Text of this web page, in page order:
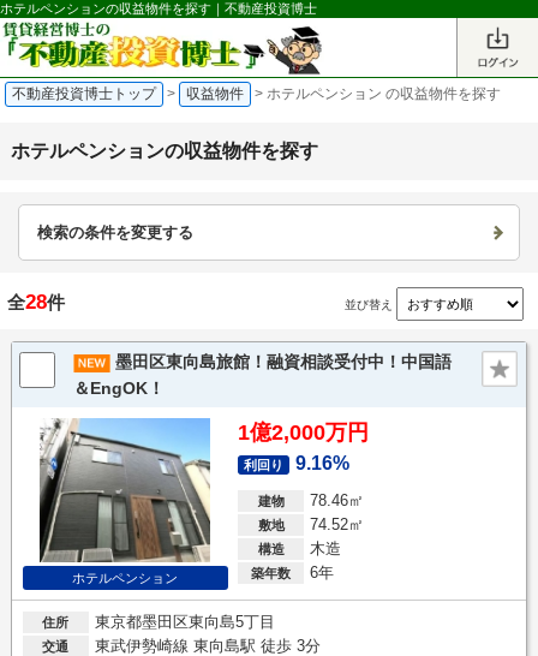
ホテルペンションの収益物件を探す｜不動産投資博士
不動産投資博士トップ > 収益物件 > ホテルペンション の収益物件を探す
ホテルペンションの収益物件を探す
検索の条件を変更する
全28件 並び替え
墨田区東向島旅館！融資相談受付中！中国語
＆EngOK！
ホテルペンション
1億2,000万円
利回り 9.16%
建物 78.46㎡
敷地 74.52㎡
構造 木造
築年数 6年
住所 東京都墨田区東向島5丁目
交通 東武伊勢崎線 東向島駅 徒歩 3分